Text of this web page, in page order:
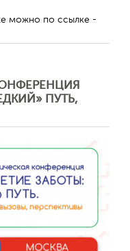
можно по ссылке -
ПУТЬ,